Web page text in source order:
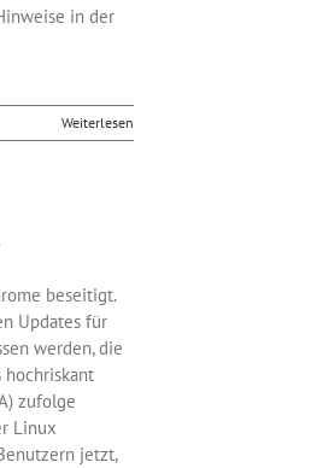
in der
Weiterlesen
beseitigt.
Updates für
werden, die
zufolge
Linux
jetzt,